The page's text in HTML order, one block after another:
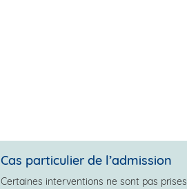
Cas particulier de l’admission
Certaines interventions ne sont pas prises